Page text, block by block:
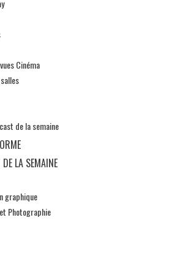
Cinéma
de la semaine
LA SEMAINE
graphique
Photographie